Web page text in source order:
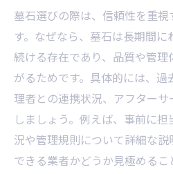
管理が楽になる墓石のポ
墓石の管理がしやす
方法
日々の手入れが楽に
将来を見据えた墓石
墓石案内で知る維持
策
墓石の掃除や管理で
墓石選びの際は、信頼性を重
す。なぜなら、墓石は長期間
続ける存在であり、品質や管
がるためです。具体的には、
理者との連携状況、アフター
しましょう。例えば、事前に
況や管理規則について詳細な
できる業者かどうか見極める